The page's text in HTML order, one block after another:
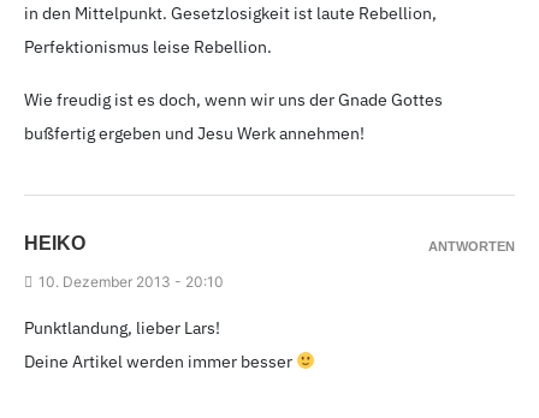
in den Mittelpunkt. Gesetzlosigkeit ist laute Rebellion,
Perfektionismus leise Rebellion.
Wie freudig ist es doch, wenn wir uns der Gnade Gottes
bußfertig ergeben und Jesu Werk annehmen!
HEIKO
10. Dezember 2013 - 20:10
Punktlandung, lieber Lars!
Deine Artikel werden immer besser
ANTWORTEN